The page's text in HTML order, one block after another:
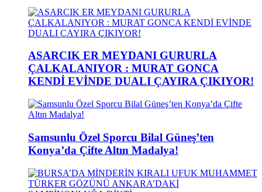
ASARCIK ER MEYDANI GURURLA
ÇALKALANIYOR : MURAT GONCA
KENDİ EVİNDE DUALI ÇAYIRA ÇIKIYOR!
Samsunlu Özel Sporcu Bilal Güneş’ten
Konya’da Çifte Altın Madalya!